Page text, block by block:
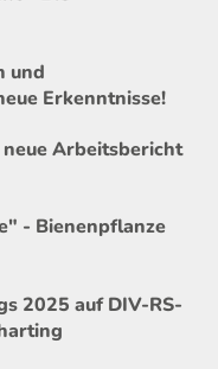
und
Erkenntnisse!
neue Arbeitsbericht
- Bienenpflanze
2025 auf DIV-RS-